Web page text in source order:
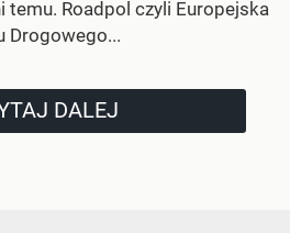
Roadpol czyli Europejska
Drogowego...
DALEJ